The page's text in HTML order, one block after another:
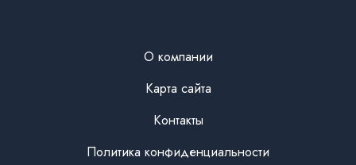
О компании
Карта сайта
Контакты
Политика конфиденциальности